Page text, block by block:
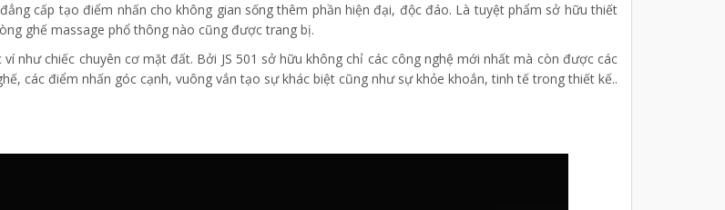
cấp tạo điểm nhấn cho không gian sống thêm phần hiện đại, độc đáo. Là tuyệt phẩm sở hữu thiết
ghế massage phổ thông nào cũng được trang bị.
như chiếc chuyên cơ mặt đất. Bởi JS 501 sở hữu không chỉ các công nghệ mới nhất mà còn được các
các điểm nhấn góc cạnh, vuông vắn tạo sự khác biệt cũng như sự khỏe khoắn, tinh tế trong thiết kế..